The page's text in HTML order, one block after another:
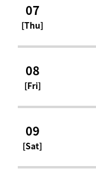
07
[Thu]
08
[Fri]
09
[Sat]